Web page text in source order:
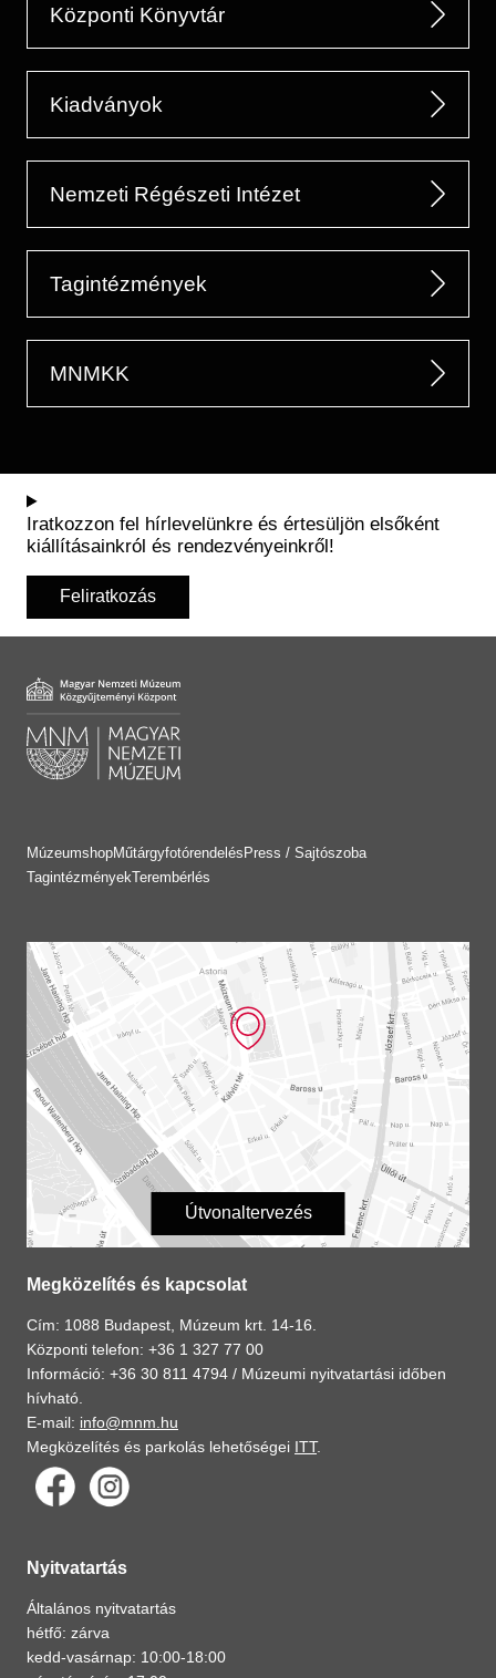
Központi Könyvtár
Kiadványok
Nemzeti Régészeti Intézet
Tagintézmények
MNMKK
Iratkozzon fel hírlevelünkre és értesüljön elsőként
kiállításainkról és rendezvényeinkről!
Feliratkozás
MúzeumshopMűtárgyfotórendelésPress / Sajtószoba
TagintézményekTerembérlés
Útvonaltervezés
Megközelítés és kapcsolat
Cím: 1088 Budapest, Múzeum krt. 14-16.
Központi telefon: +36 1 327 77 00
Információ: +36 30 811 4794 / Múzeumi nyitvatartási időben
hívható.
E-mail: info@mnm.hu
Megközelítés és parkolás lehetőségei ITT.
Nyitvatartás
Általános nyitvatartás
hétfő: zárva
kedd-vasárnap: 10:00-18:00